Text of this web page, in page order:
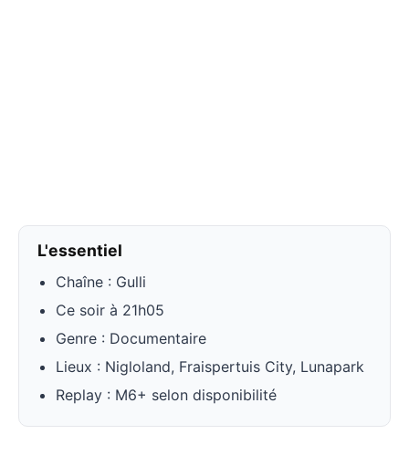
L'essentiel
Chaîne : Gulli
Ce soir à 21h05
Genre : Documentaire
Lieux : Nigloland, Fraispertuis City, Lunapark
Replay : M6+ selon disponibilité